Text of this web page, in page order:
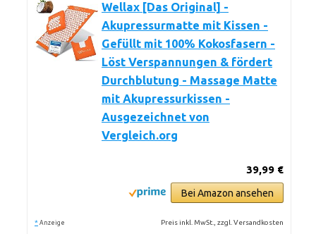
Wellax [Das Original] -
Akupressurmatte mit Kissen -
Gefüllt mit 100% Kokosfasern -
Löst Verspannungen & fördert
Durchblutung - Massage Matte
mit Akupressurkissen -
Ausgezeichnet von
Vergleich.org
39,99 €
Bei Amazon ansehen
* Anzeige Preis inkl. MwSt., zzgl. Versandkosten